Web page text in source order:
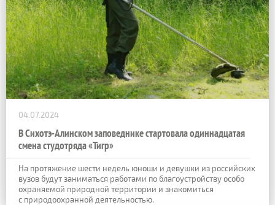
04.07.2024
В Сихотэ-Алинском заповеднике стартовала одиннадцатая
смена студотряда «Тигр»
На протяжение шести недель юноши и девушки из российских
вузов будут заниматься работами по благоустройству особо
охраняемой природной территории и знакомиться
с природоохранной деятельностью.